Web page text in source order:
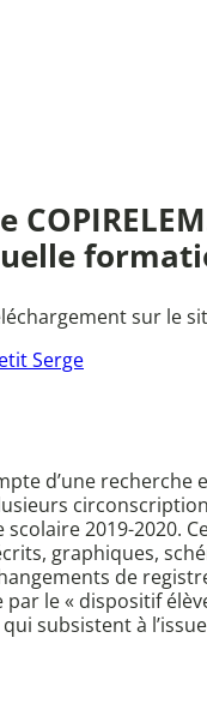
sur le
Serge
d’une
scolaire 2019-
graphiques,
de
le « dispositif
subsistent à